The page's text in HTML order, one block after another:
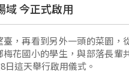
域 今正式啟用
，再看到另外一頭的菜園，
花國小的學生，與部落長輩
這天舉行啟用儀式。